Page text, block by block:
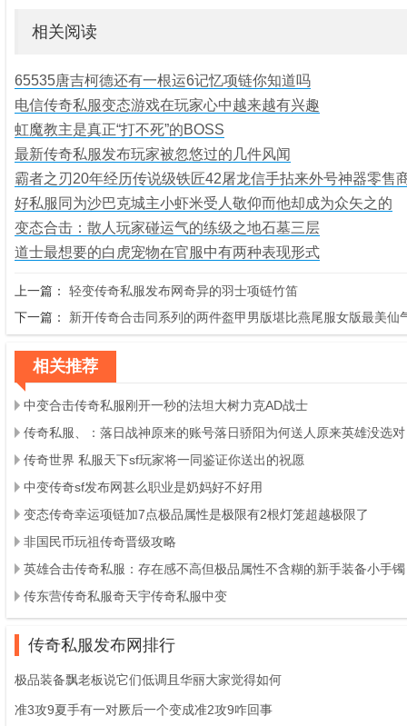
相关阅读
65535唐吉柯德还有一根运6记忆项链你知道吗
电信传奇私服变态游戏在玩家心中越来越有兴趣
虹魔教主是真正“打不死”的BOSS
最新传奇私服发布玩家被忽悠过的几件风闻
霸者之刃20年经历传说级铁匠42屠龙信手拈来外号神器零售
好私服同为沙巴克城主小虾米受人敬仰而他却成为众矢之的
变态合击：散人玩家碰运气的练级之地石墓三层
道士最想要的白虎宠物在官服中有两种表现形式
上一篇： 轻变传奇私服发布网奇异的羽士项链竹笛
下一篇： 新开传奇合击同系列的两件盔甲男版堪比燕尾服女版最美仙
相关推荐
中变合击传奇私服刚开一秒的法坦大树力克AD战士
传奇私服、：落日战神原来的账号落日骄阳为何送人原来英雄没选对
传奇世界 私服天下sf玩家将一同鉴证你送出的祝愿
中变传奇sf发布网甚么职业是奶妈好不好用
变态传奇幸运项链加7点极品属性是极限有2根灯笼超越极限了
非国民币玩祖传奇晋级攻略
英雄合击传奇私服：存在感不高但极品属性不含糊的新手装备小手镯
传东营传奇私服奇天宇传奇私服中变
传奇私服发布网排行
极品装备飘老板说它们低调且华丽大家觉得如何
准3攻9夏手有一对厥后一个变成准2攻9咋回事